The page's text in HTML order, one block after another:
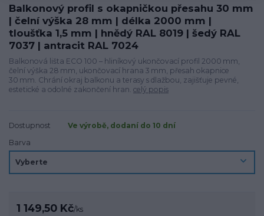
Balkonový profil s okapničkou přesahu 30 mm
| čelní výška 28 mm | délka 2000 mm |
tloušťka 1,5 mm | hnědý RAL 8019 | šedý RAL
7037 | antracit RAL 7024
Balkonová lišta ECO 100 – hliníkový ukončovací profil 2000 mm,
čelní výška 28 mm, ukončovací hrana 3 mm, přesah okapnice
30 mm. Chrání okraj balkonu a terasy s dlažbou, zajišťuje pevné,
estetické a odolné zakončení hran. celý popis
Dostupnost
Ve výrobě, dodaní do 10 dní
Barva
1 149,50 Kč/ks